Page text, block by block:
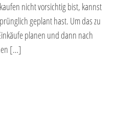
nicht vorsichtig bist, kannst
geplant hast. Um das zu
planen und dann nach
[…]